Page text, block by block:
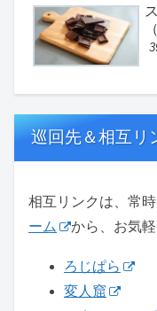
巡回先＆相互リ
相互リンクは、常
ーム
から、お気
ろじぱら
変人窟